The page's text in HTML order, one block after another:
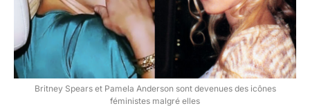
Britney Spears et Pamela Anderson sont devenues des icônes
féministes malgré elles